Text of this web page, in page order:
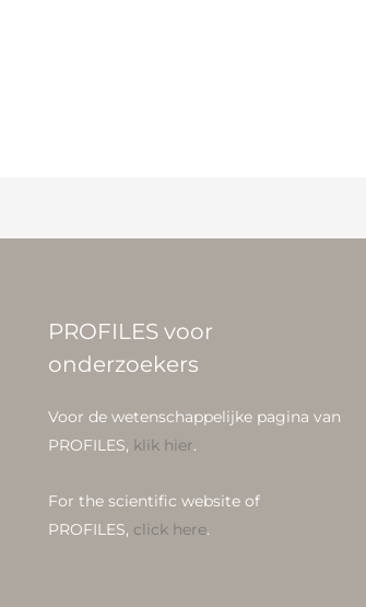
PROFILES voor
onderzoekers
Voor de wetenschappelijke pagina van
PROFILES, klik hier.
For the scientific website of
PROFILES, click here.